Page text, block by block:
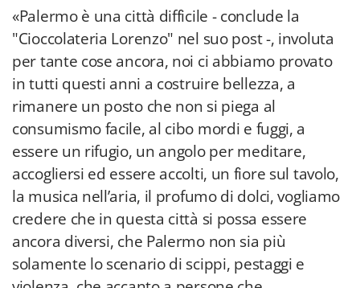
«Palermo è una città difficile - conclude la
"Cioccolateria Lorenzo" nel suo post -, involuta
per tante cose ancora, noi ci abbiamo provato
in tutti questi anni a costruire bellezza, a
rimanere un posto che non si piega al
consumismo facile, al cibo mordi e fuggi, a
essere un rifugio, un angolo per meditare,
accogliersi ed essere accolti, un fiore sul tavolo,
la musica nell’aria, il profumo di dolci, vogliamo
credere che in questa città si possa essere
ancora diversi, che Palermo non sia più
solamente lo scenario di scippi, pestaggi e